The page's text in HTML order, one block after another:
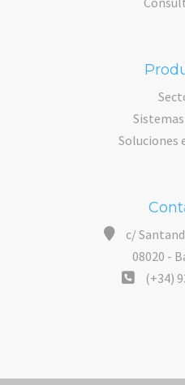
Soluciones
c/
08020 -
(+34)